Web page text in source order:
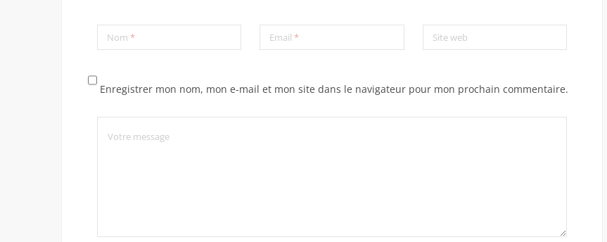
Nom * Email* Site web
Enregistrer mon nom, mon e-mail et mon site dans le navigateur pour mon prochain commentaire.